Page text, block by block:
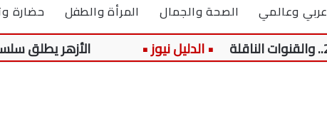
عربي وعالمي الصحة والجمال المرأة والطفل حضارة
الأزهر يطلق سلسلة